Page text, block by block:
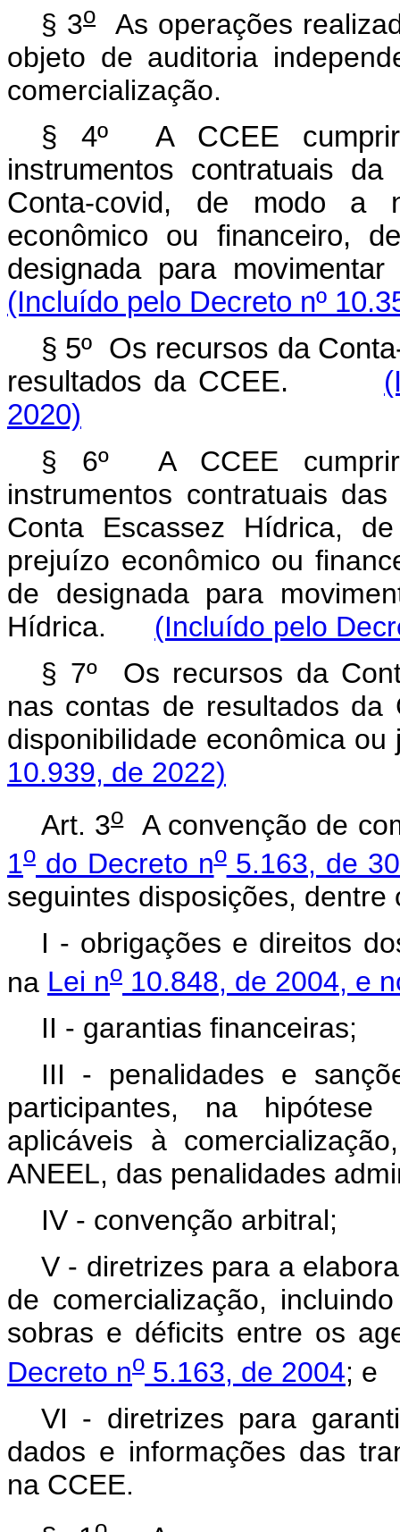
§ 3oAs operações
objeto de auditoria
comercialização.
§ 4º A CCEE
instrumentos contratuais
Conta-covid, de modo a
econômico ou financeiro,
designada para
(Incluído pelo Decreto nº
§ 5º Os recursos da
resultados da CCEE.
2020)
§ 6º A CCEE
instrumentos contratuais
Conta Escassez Hídrica,
prejuízo econômico ou
de designada para
Hídrica. (Incluído pelo
§ 7º Os recursos da
nas contas de resultados da
disponibilidade econômica
10.939, de 2022)
Art. 3oA convenção de
1o do Decreto no5.163, de
seguintes disposições, dentre
I - obrigações e direitos
na Lei no 10.848, de 2004, e
II - garantias financeiras;
III - penalidades e
participantes, na
aplicáveis à
ANEEL, das penalidades
IV - convenção arbitral;
V - diretrizes para a
de comercialização,
sobras e déficits entre os
Decreto no 5.163, de 2004; e
VI - diretrizes para
dados e informações das
na CCEE.